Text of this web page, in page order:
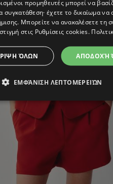
προμηθευτές μπορεί να
συγκατάθεση· έχετε το δικαίωμα να
. Μπορείτε να ανακαλέσετε τη
στις Ρυθμίσεις cookies.
ΑΠΟΔΟΧΉ
ΌΛΩΝ
ΕΜΦΆΝΙΣΗ ΛΕΠΤΟΜΕΡΕΙΏΝ